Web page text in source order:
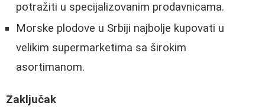
potražiti u specijalizovanim prodavnicama.
Morske plodove u Srbiji najbolje kupovati u
velikim supermarketima sa širokim
asortimanom.
Zaključak